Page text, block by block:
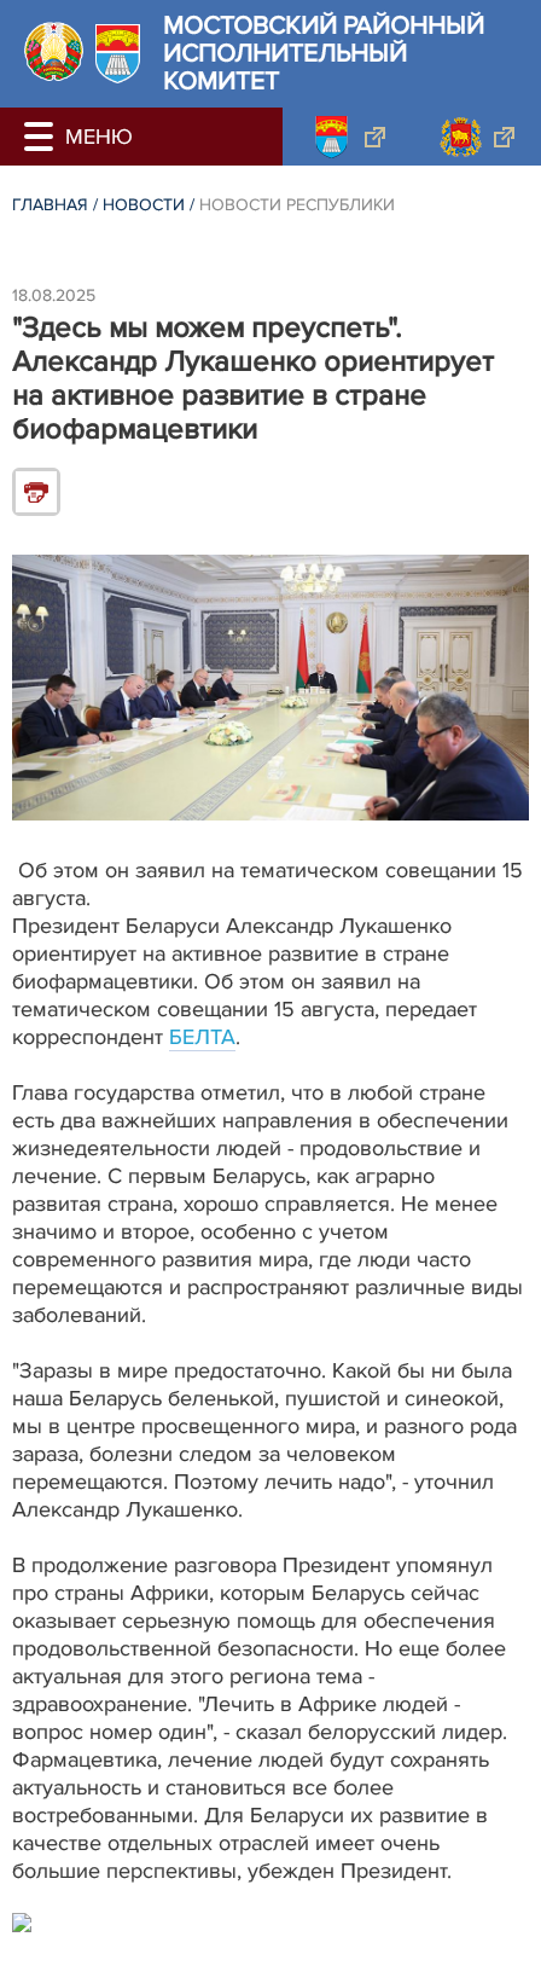
МОСТОВСКИЙ РАЙОННЫЙ
ИСПОЛНИТЕЛЬНЫЙ
КОМИТЕТ
ГЛАВНАЯ / НОВОСТИ / НОВОСТИ РЕСПУБЛИКИ
18.08.2025
"Здесь мы можем преуспеть".
Александр Лукашенко ориентирует
на активное развитие в стране
биофармацевтики
Об этом он заявил на тематическом совещании 15
августа.
Президент Беларуси Александр Лукашенко
ориентирует на активное развитие в стране
биофармацевтики. Об этом он заявил на
тематическом совещании 15 августа, передает
корреспондент БЕЛТА.
Глава государства отметил, что в любой стране
есть два важнейших направления в обеспечении
жизнедеятельности людей - продовольствие и
лечение. С первым Беларусь, как аграрно
развитая страна, хорошо справляется. Не менее
значимо и второе, особенно с учетом
современного развития мира, где люди часто
перемещаются и распространяют различные виды
заболеваний.
"Заразы в мире предостаточно. Какой бы ни была
наша Беларусь беленькой, пушистой и синеокой,
мы в центре просвещенного мира, и разного рода
зараза, болезни следом за человеком
перемещаются. Поэтому лечить надо", - уточнил
Александр Лукашенко.
В продолжение разговора Президент упомянул
про страны Африки, которым Беларусь сейчас
оказывает серьезную помощь для обеспечения
продовольственной безопасности. Но еще более
актуальная для этого региона тема -
здравоохранение. "Лечить в Африке людей -
вопрос номер один", - сказал белорусский лидер.
Фармацевтика, лечение людей будут сохранять
актуальность и становиться все более
востребованными. Для Беларуси их развитие в
качестве отдельных отраслей имеет очень
большие перспективы, убежден Президент.